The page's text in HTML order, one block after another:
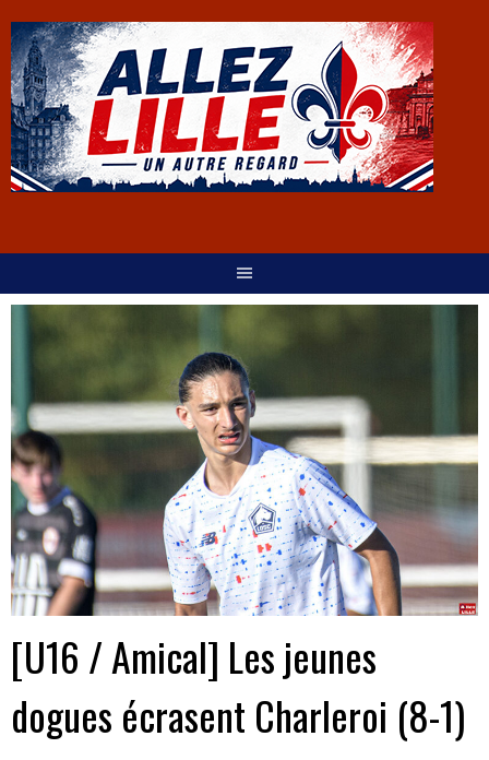
[U16 / Amical] Les jeunes
dogues écrasent Charleroi (8-1)